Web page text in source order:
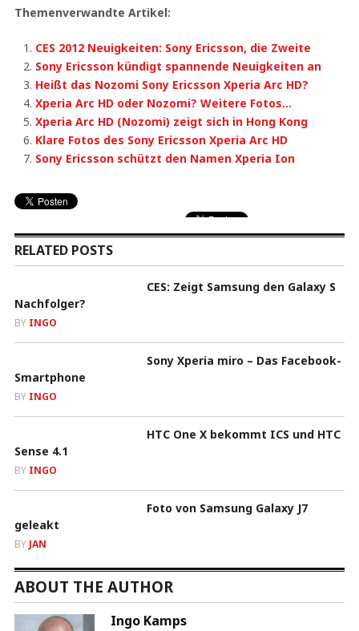
Themenverwandte Artikel:
CES 2012 Neuigkeiten: Sony Ericsson, die Zweite
Sony Ericsson kündigt spannende Neuigkeiten an
Heißt das Nozomi Sony Ericsson Xperia Arc HD?
Xperia Arc HD oder Nozomi? Weitere Fotos…
Xperia Arc HD (Nozomi) zeigt sich in Hong Kong
Klare Fotos des Sony Ericsson Xperia Arc HD
Sony Ericsson schützt den Namen Xperia Ion
RELATED POSTS
CES: Zeigt Samsung den Galaxy S
Nachfolger?
BY INGO
Sony Xperia miro – Das Facebook-
Smartphone
BY INGO
HTC One X bekommt ICS und HTC
Sense 4.1
BY INGO
Foto von Samsung Galaxy J7
geleakt
BY JAN
ABOUT THE AUTHOR
Ingo Kamps